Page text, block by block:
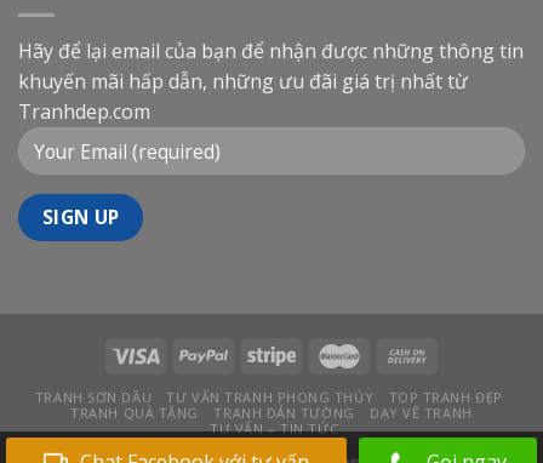
Hãy để lại email của bạn để nhận được những thông tin
khuyến mãi hấp dẫn, những ưu đãi giá trị nhất từ
Tranhdep.com
TRANH SƠN DẦU TƯ VẤN TRANH PHONG THỦY
TOP TRANH ĐẸP
TRANH QUÀ TẶNG
TRANH DÁN TƯỜNG
DẠY VẼ TRANH
TƯ VẤN – TIN TỨC